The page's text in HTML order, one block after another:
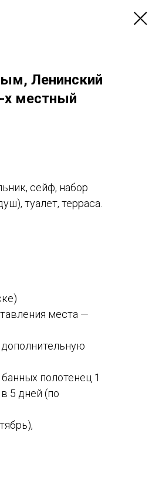
Ленинский
х местный
сейф, набор
туалет, терраса.
места —
полотенец 1
5 дней (по